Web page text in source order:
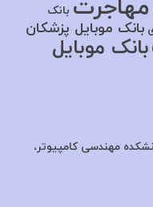
مهاجرت بانک
بانک موبایل پزشکان
بانک موبایل
مهندسی کامپیوتر،